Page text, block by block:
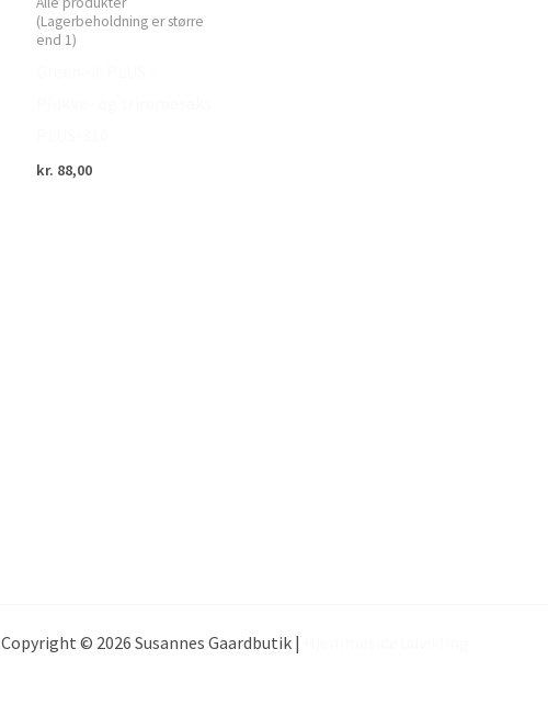
(Lagerbeholdning er større
end 1)
kr. 88,00
Copyright © 2026 Susannes Gaardbutik |